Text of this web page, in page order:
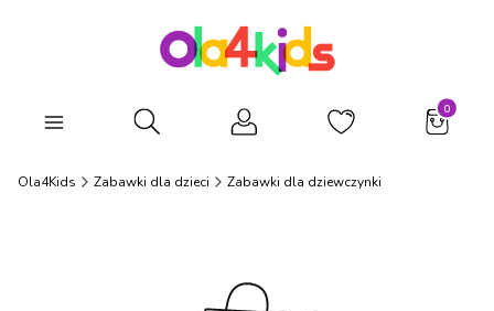
Otwórz wyszukiwarkę
Ola4Kids Zabawki dla dzieci Zabawki dla dziewczynki